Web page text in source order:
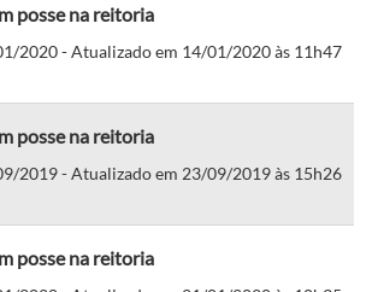
posse na reitoria
2020 - Atualizado em 14/01/2020 às 11h47
posse na reitoria
2019 - Atualizado em 23/09/2019 às 15h26
posse na reitoria